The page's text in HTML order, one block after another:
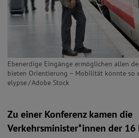
Ebenerdige Eingänge ermöglichen allen
bieten Orientierung – Mobilität könnte so
elypse / Adobe Stock
Zu einer Konferenz kamen die
Verkehrsminister*innen der 16